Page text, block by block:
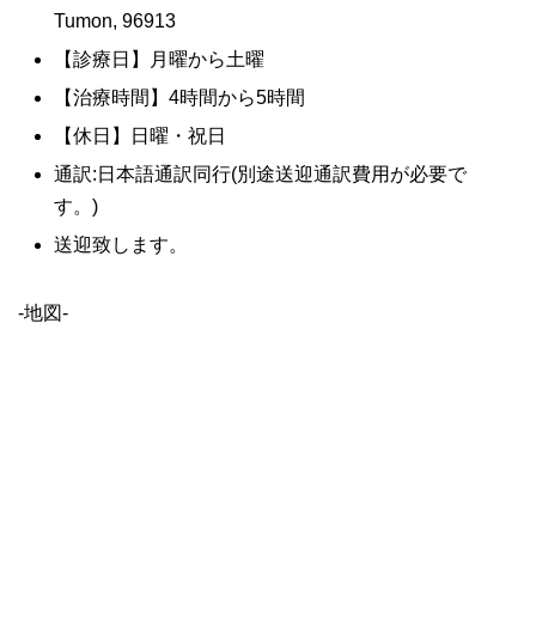
Tumon, 96913
【診療日】月曜から土曜
【治療時間】4時間から5時間
【休日】日曜・祝日
通訳:日本語通訳同行(別途送迎通訳費用が必要で
す。)
送迎致します。
-地図-